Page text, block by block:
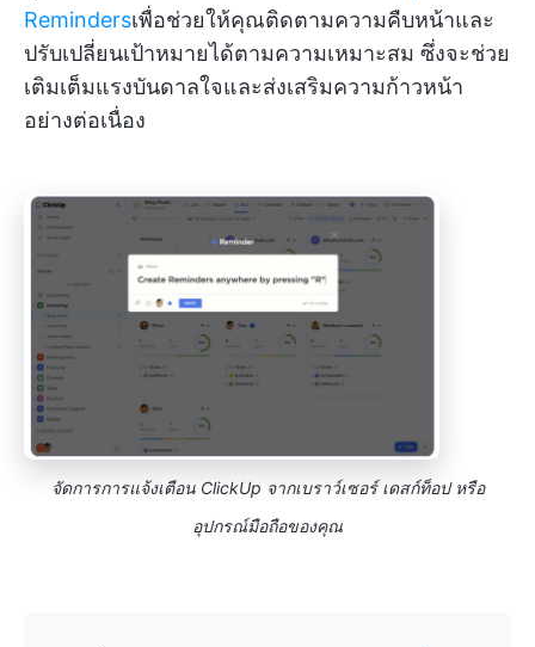
Remindersเพื่อช่วยให้คุณติดตามความคืบหน้าและ
ปรับเปลี่ยนเป้าหมายได้ตามความเหมาะสม ซึ่งจะช่วย
เติมเต็มแรงบันดาลใจและส่งเสริมความก้าวหน้า
อย่างต่อเนื่อง
จัดการการแจ้งเตือน ClickUp จากเบราว์เซอร์ เดสก์ท็อป หรือ
อุปกรณ์มือถือของคุณ